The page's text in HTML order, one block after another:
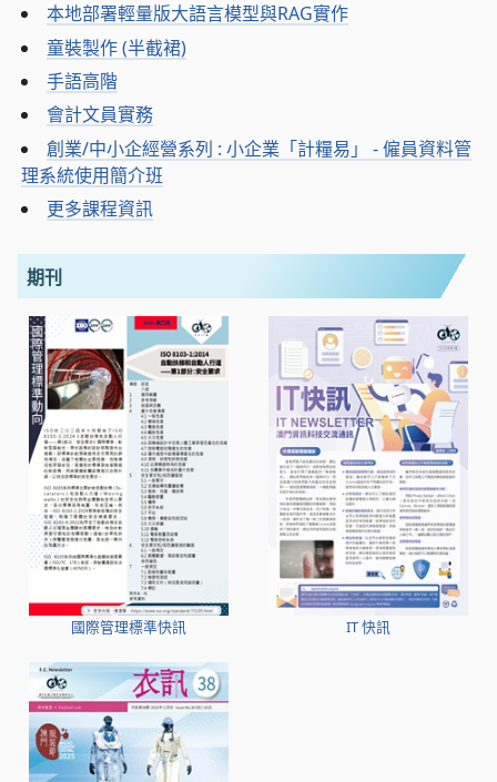
本地部署輕量版大語言模型與RAG實作
童裝製作 (半截裙)
手語高階
會計文員實務
創業/中小企經營系列 : 小企業「計糧易」 - 僱員資料管
理系統使用簡介班
更多課程資訊
期刊
國際管理標準快訊 IT 快訊